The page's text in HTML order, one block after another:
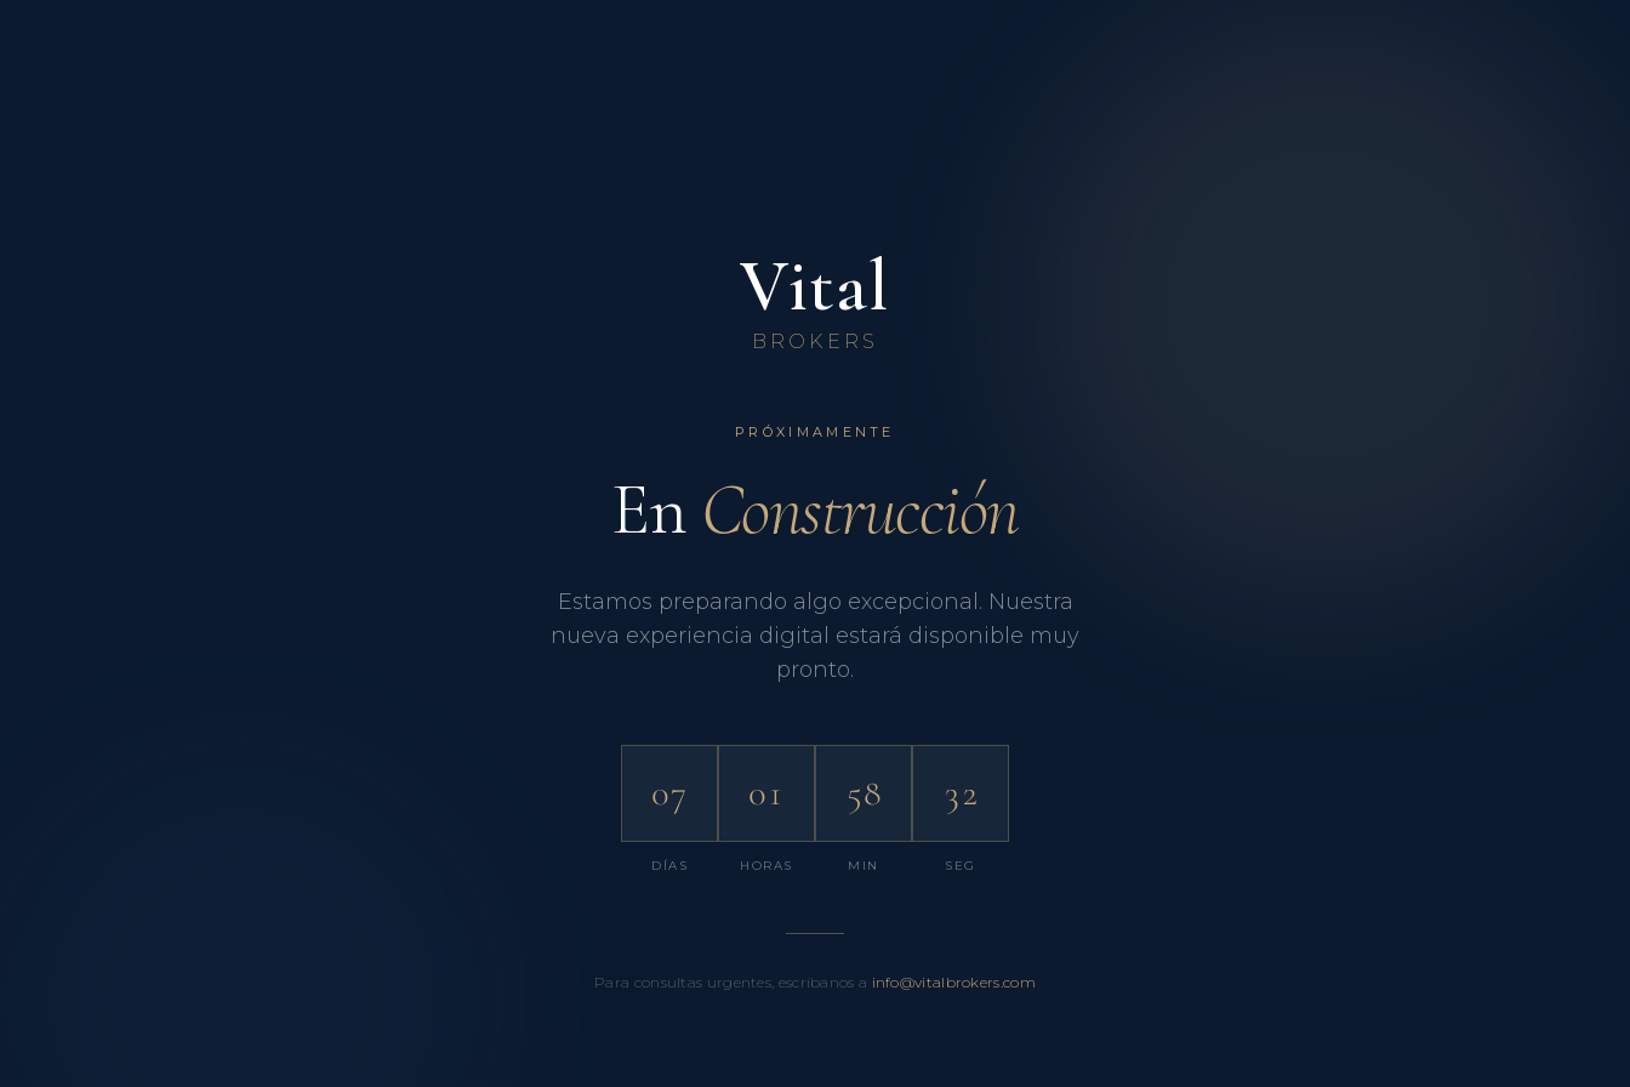
Vital
BROKERS
PRÓXIMAMENTE
En Construcción
Estamos preparando algo excepcional. Nuestra
nueva experiencia digital estará disponible muy
pronto.
07
DÍAS
01
HORAS
58
MIN
31
SEG
Para consultas urgentes, escríbanos a info@vitalbrokers.com